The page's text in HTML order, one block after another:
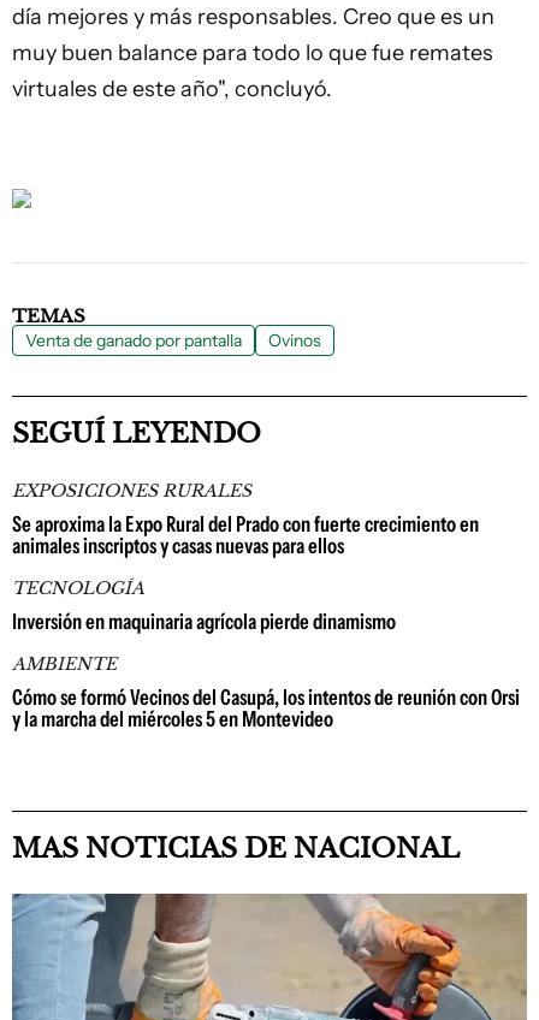
día mejores y más responsables. Creo que es un
muy buen balance para todo lo que fue remates
virtuales de este año", concluyó.
TEMAS
Venta de ganado por pantalla Ovinos
SEGUÍ LEYENDO
EXPOSICIONES RURALES
Se aproxima la Expo Rural del Prado con fuerte crecimiento en
animales inscriptos y casas nuevas para ellos
TECNOLOGÍA
Inversión en maquinaria agrícola pierde dinamismo
AMBIENTE
Cómo se formó Vecinos del Casupá, los intentos de reunión con Orsi
y la marcha del miércoles 5 en Montevideo
MAS NOTICIAS DE NACIONAL